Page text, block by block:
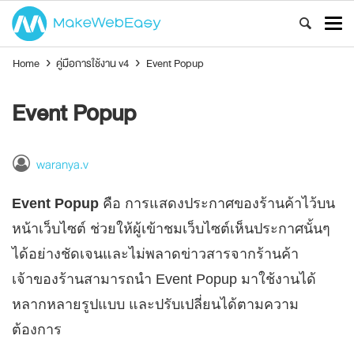
Home › คู่มือการใช้งาน v4 › Event Popup
Event Popup
waranya.v
Event Popup คือ การแสดงประกาศของร้านค้าไว้บน
หน้าเว็บไซต์ ช่วยให้ผู้เข้าชมเว็บไซต์เห็นประกาศนั้นๆ
ได้อย่างชัดเจนและไม่พลาดข่าวสารจากร้านค้า
เจ้าของร้านสามารถนำ Event Popup มาใช้งานได้
หลากหลายรูปแบบ และปรับเปลี่ยนได้ตามความ
ต้องการ